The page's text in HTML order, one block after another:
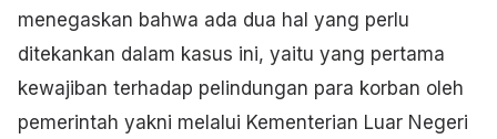
menegaskan bahwa ada dua hal yang perlu
ditekankan dalam kasus ini, yaitu yang pertama
kewajiban terhadap pelindungan para korban oleh
pemerintah yakni melalui Kementerian Luar Negeri